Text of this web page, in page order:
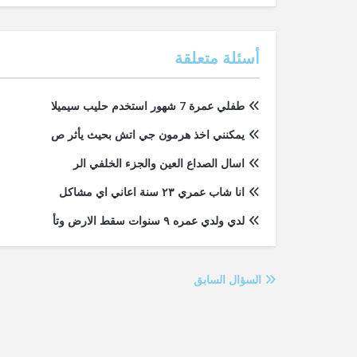
أسئلة متعلقة
طفلي عمرة 7 شهور استخدم حليب سيميلا
يمكنني اخذ هرمون جي اتش بحيث يأثر ص
اسال الصداع العين والجزء الخلفي الر
انا شاب عمري ٢٣ سنة اعاني اي مشاكل
لدي ولدي عمره ٩ سنوات سقط الارض وتأ
السؤال السابق